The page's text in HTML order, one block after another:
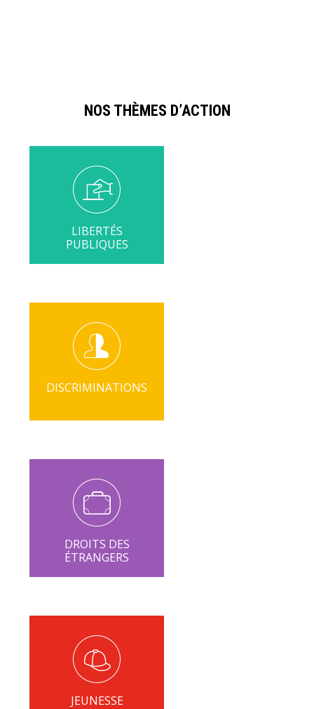
NOS THÈMES D’ACTION
LIBERTÉS
PUBLIQUES
DISCRIMINATIONS
DROITS DES
ÉTRANGERS
JEUNESSE